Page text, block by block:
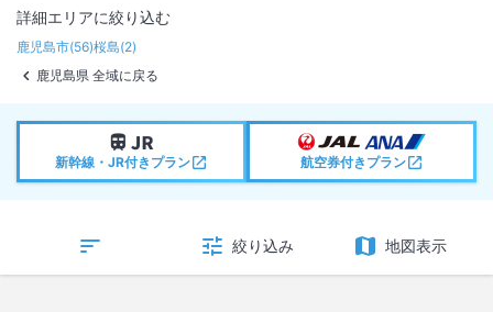
詳細エリアに絞り込む
鹿児島市(56)桜島(2)
鹿児島県 全域に戻る
新幹線・JR付きプラン 航空券付きプラン
絞り込み 地図表示